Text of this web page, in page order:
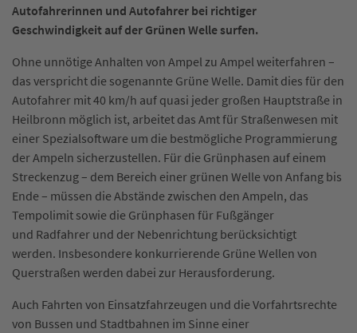
Autofahrerinnen und Autofahrer bei richtiger
Geschwindigkeit auf der Grünen Welle surfen.
Ohne unnötige Anhalten von Ampel zu Ampel weiterfahren –
das verspricht die sogenannte Grüne Welle. Damit dies für den
Autofahrer mit 40 km/h auf quasi jeder großen Hauptstraße in
Heilbronn möglich ist, arbeitet das Amt für Straßenwesen mit
einer Spezialsoftware um die bestmögliche Programmierung
der Ampeln sicherzustellen. Für die Grünphasen auf einem
Streckenzug – dem Bereich einer grünen Welle von Anfang bis
Ende – müssen die Abstände zwischen den Ampeln, das
Tempolimit sowie die Grünphasen für Fußgänger
und Radfahrer und der Nebenrichtung berücksichtigt
werden. Insbesondere konkurrierende Grüne Wellen von
Querstraßen werden dabei zur Herausforderung.
Auch Fahrten von Einsatzfahrzeugen und die Vorfahrtsrechte
von Bussen und Stadtbahnen im Sinne einer